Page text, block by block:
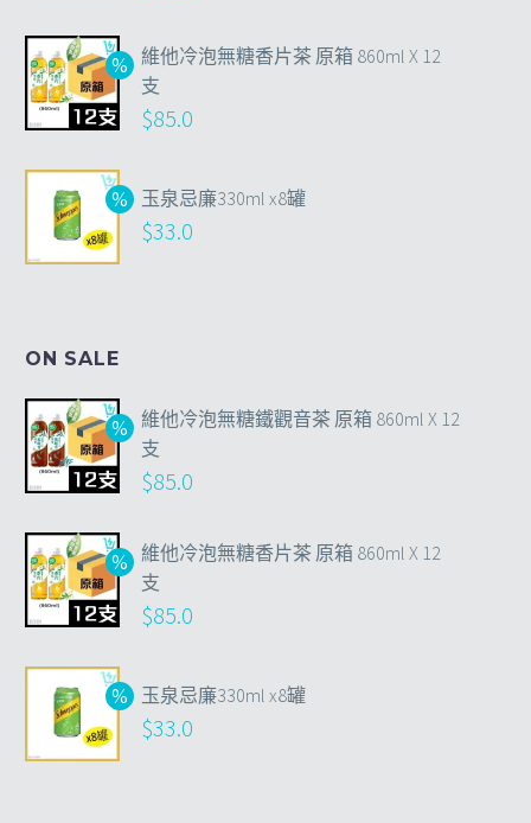
維他冷泡無糖香片茶 原箱 860ml X 12
支
$85.0
玉泉忌廉330ml x8罐
$33.0
ON SALE
維他冷泡無糖鐵觀音茶 原箱 860ml X 12
支
$85.0
維他冷泡無糖香片茶 原箱 860ml X 12
支
$85.0
玉泉忌廉330ml x8罐
$33.0